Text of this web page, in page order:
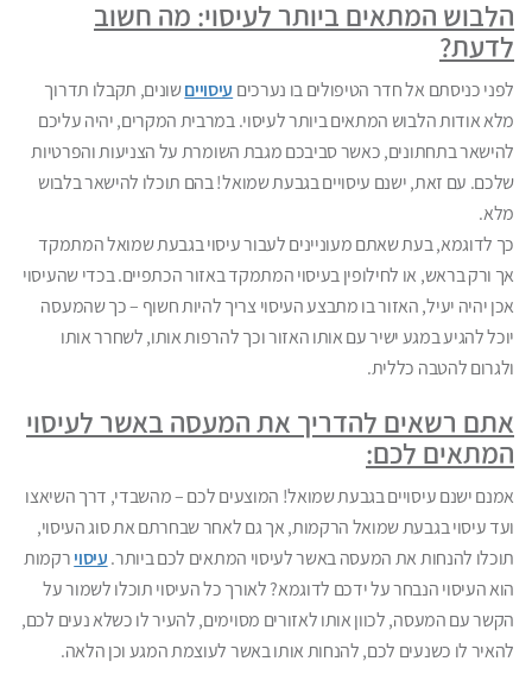
הלבוש המתאים ביותר לעיסוי: מה חשוב
לדעת?
לפני כניסתם אל חדר הטיפולים בו נערכים עיסוייםשונים, תקבלו תדרוך
מלא אודות הלבוש המתאים ביותר לעיסוי. במרבית המקרים, יהיה עליכם
להישאר בתחתונים, כאשר סביבכם מגבת השומרת על הצניעות והפרטיות
שלכם. עם זאת, ישנם עיסויים בגבעת שמואל! בהם תוכלו להישאר בלבוש
מלא.
כך לדוגמא, בעת שאתם מעוניינים לעבור עיסוי בגבעת שמואל המתמקד
אך ורק בראש, או לחילופין בעיסוי המתמקד באזור הכתפיים. בכדי שהעיסוי
אכן יהיה יעיל, האזור בו מתבצע העיסוי צריך להיות חשוף – כך שהמעסה
יוכל להגיע במגע ישיר עם אותו האזור וכך להרפות אותו, לשחרר אותו
ולגרום להטבה כללית.
אתם רשאים להדריך את המעסה באשר לעיסוי
המתאים לכם:
אמנם ישנם עיסויים בגבעת שמואל! המוצעים לכם – מהשבדי, דרך השיאצו
ועד עיסוי בגבעת שמואל הרקמות, אך גם לאחר שבחרתם את סוג העיסוי,
תוכלו להנחות את המעסה באשר לעיסוי המתאים לכם ביותר. עיסוי רקמות
הוא העיסוי הנבחר על ידכם לדוגמא? לאורך כל העיסוי תוכלו לשמור על
הקשר עם המעסה, לכוון אותו לאזורים מסוימים, להעיר לו כשלא נעים לכם,
להאיר לו כשנעים לכם, להנחות אותו באשר לעוצמת המגע וכן הלאה.